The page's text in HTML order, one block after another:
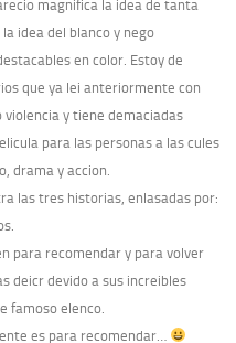
magnifica la idea de tanta
idea del blanco y nego
en color. Estoy de
que ya lei anteriormente con
y tiene demaciadas
para las personas a las cules
drama y accion.
las tres historias, enlasadas por:
para recomendar y para volver
deicr devido a sus increibles
famoso elenco.
es para recomendar…